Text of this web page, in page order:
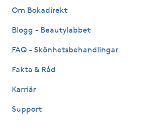
Klangmassage
Klippning
Klippning ungdom
Koppningsmassage
Om Bokadirekt
Blogg - Beautylabbet
FAQ - Skönhetsbehandlingar
Fakta & Råd
Karriär
Support